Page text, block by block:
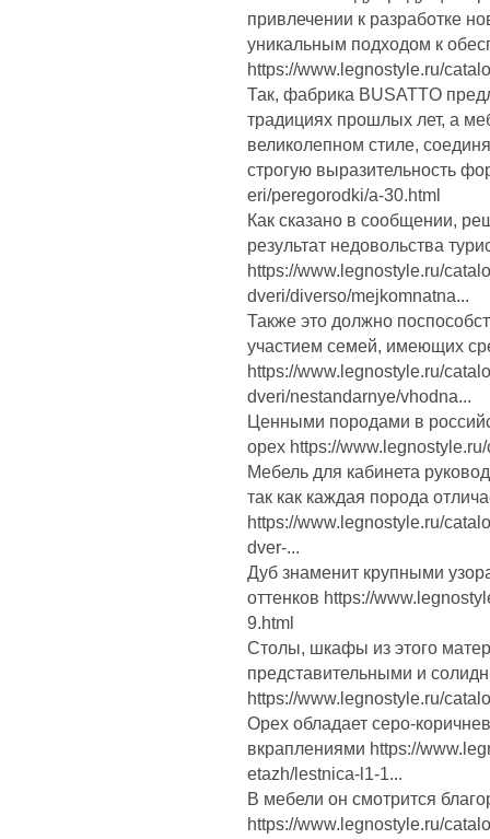
привлечении к разработке
уникальным подходом к
https://www.legnostyle.ru/
Так, фабрика BUSATTO
традициях прошлых лет, а
великолепном стиле,
строгую выразительность
eri/peregorodki/a-30.html
Как сказано в сообщении,
результат недовольства
https://www.legnostyle.ru/
dveri/diverso/mejkomnatna...
Также это должно
участием семей, имеющих
https://www.legnostyle.ru/
dveri/nestandarnye/vhodna...
Ценными породами в
орех https://
Мебель для кабинета
так как каждая порода
https://www.legnostyle.ru/
dver-...
Дуб знаменит крупными
оттенков https://
9.html
Столы, шкафы из этого
представительными и
https://www.legnostyle.ru/
Орех обладает серо-
вкраплениями https://
etazh/lestnica-l1-1...
В мебели он смотрится
https://www.legnostyle.ru/